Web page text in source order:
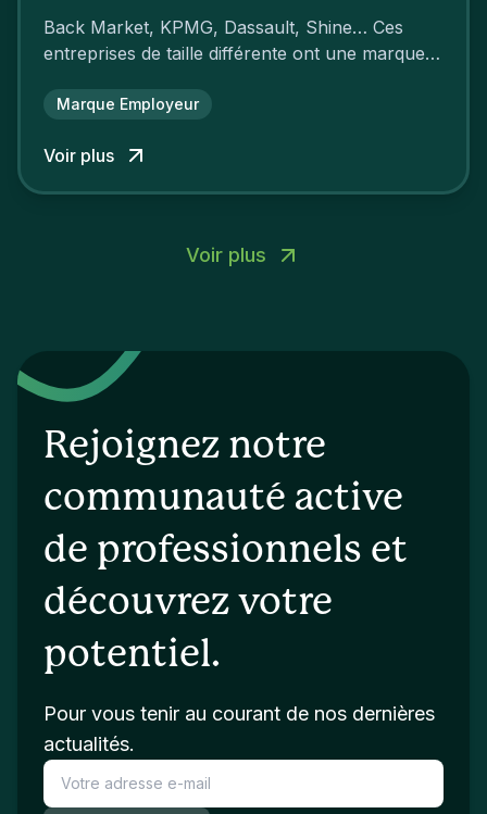
Back Market, KPMG, Dassault, Shine… Ces
entreprises de taille différente ont une marque
attractivité et une fidélisation à faire pâlir leurs
Marque Employeur
Voir plus
Voir plus
Rejoignez notre
communauté active
de professionnels et
découvrez votre
potentiel.
Pour vous tenir au courant de nos dernières
actualités.